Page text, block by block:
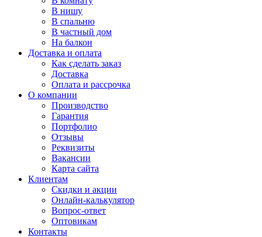
В нишу
В спальню
В частный дом
На балкон
Доставка и оплата
Как сделать заказ
Доставка
Оплата и рассрочка
О компании
Производство
Гарантия
Портфолио
Отзывы
Реквизиты
Вакансии
Карта сайта
Клиентам
Скидки и акции
Онлайн-калькулятор
Вопрос-ответ
Оптовикам
Контакты